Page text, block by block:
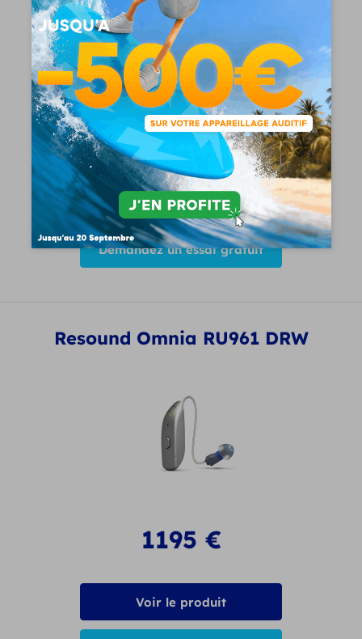
1195€
Voir le produit
Demandez un essai gratuit
Resound Omnia RU961 DRW
1195 €
Voir le produit